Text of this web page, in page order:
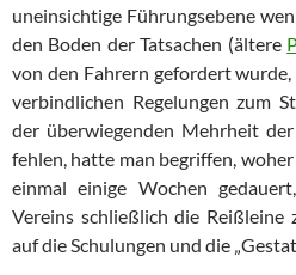
uneinsichtige Führungsebene
den Boden der Tatsachen (ältere
von den Fahrern gefordert
verbindlichen Regelungen zum
der überwiegenden Mehrheit
fehlen, hatte man beg­riffen,
einmal einige Wochen
Vereins schließlich die Reißleine
auf die Schulungen und die